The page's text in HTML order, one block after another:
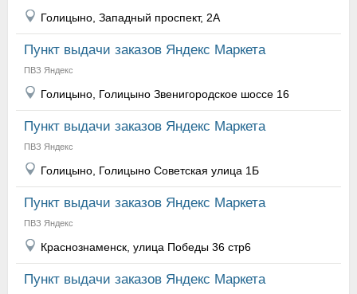
Голицыно, Западный проспект, 2А
Пункт выдачи заказов Яндекс Маркета
ПВЗ Яндекс
Голицыно, Голицыно Звенигородское шоссе 16
Пункт выдачи заказов Яндекс Маркета
ПВЗ Яндекс
Голицыно, Голицыно Советская улица 1Б
Пункт выдачи заказов Яндекс Маркета
ПВЗ Яндекс
Краснознаменск, улица Победы 36 стр6
Пункт выдачи заказов Яндекс Маркета